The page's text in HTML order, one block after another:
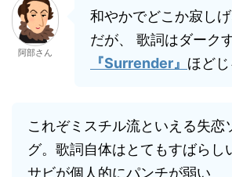
阿部さん
和やかでどこか寂し
だが、 歌詞はダーク
『Surrender』 ほどじ
これぞミスチル流といえる失恋
グ。歌詞自体はとてもすばらし
サビが個人的にパンチが弱い